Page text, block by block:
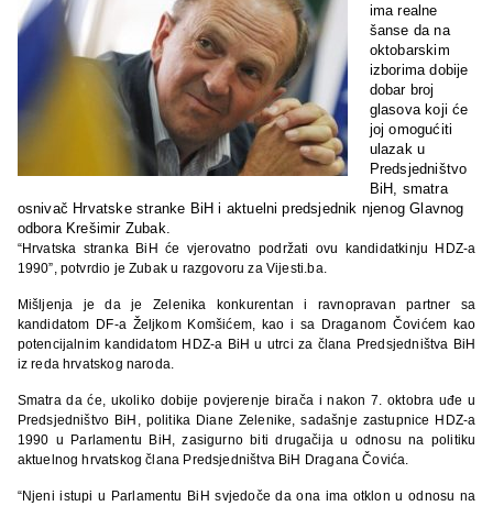
ima realne
šanse da na
oktobarskim
izborima dobije
dobar broj
glasova koji će
joj omogućiti
ulazak u
Predsjedništvo
BiH, smatra
osnivač Hrvatske stranke BiH i aktuelni predsjednik njenog Glavnog
odbora Krešimir Zubak.
“Hrvatska stranka BiH će vjerovatno podržati ovu kandidatkinju HDZ-a
1990”, potvrdio je Zubak u razgovoru za Vijesti.ba.
Mišljenja je da je Zelenika konkurentan i ravnopravan partner sa
kandidatom DF-a Željkom Komšićem, kao i sa Draganom Čovićem kao
potencijalnim kandidatom HDZ-a BiH u utrci za člana Predsjedništva BiH
iz reda hrvatskog naroda.
Smatra da će, ukoliko dobije povjerenje birača i nakon 7. oktobra uđe u
Predsjedništvo BiH, politika Diane Zelenike, sadašnje zastupnice HDZ-a
1990 u Parlamentu BiH, zasigurno biti drugačija u odnosu na politiku
aktuelnog hrvatskog člana Predsjedništva BiH Dragana Čovića.
“Njeni istupi u Parlamentu BiH svjedoče da ona ima otklon u odnosu na